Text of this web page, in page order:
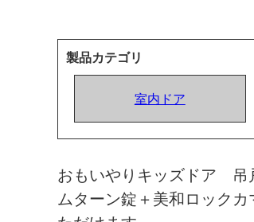
製品カテゴリ
室内ドア
おもいやりキッズドア
ムターン錠＋美和ロック